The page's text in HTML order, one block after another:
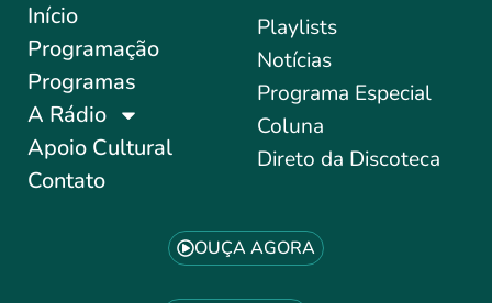
Início
Programação
Programas
A Rádio
Apoio Cultural
Contato
Playlists
Notícias
Programa Especial
Coluna
Direto da Discoteca
OUÇA AGORA